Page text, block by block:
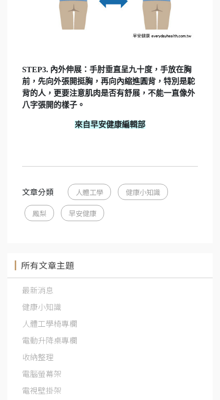
STEP3. 內外伸展：手肘垂直呈九十度，手放在胸
前，先向外張開挺胸，再向內縮進圓背，特別是駝
背的人，更要注意肌肉是否有舒展，不能一直像外
八字張開的樣子。
來自早安健康編輯部
文章分類 人體工學 健康小知識
鳳梨 早安健康
所有文章主題
最新消息
健康小知識
人體工學椅專欄
電動升降桌專欄
收納整理
電腦螢幕架
電視壁掛架